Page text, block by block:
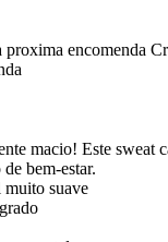
proxima encomenda
macio! Este sweat
bem-estar.
muito suave